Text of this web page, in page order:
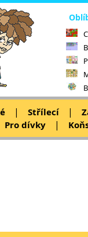
| Střílecí |
Pro dívky |